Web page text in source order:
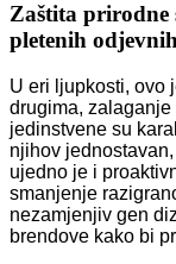
Zaštita prirodne
pletenih
U eri ljupkosti, ovo
drugima,
jedinstvene su
njihov
ujedno je i
smanjenje
nezamjenjiv gen
brendove kako bi